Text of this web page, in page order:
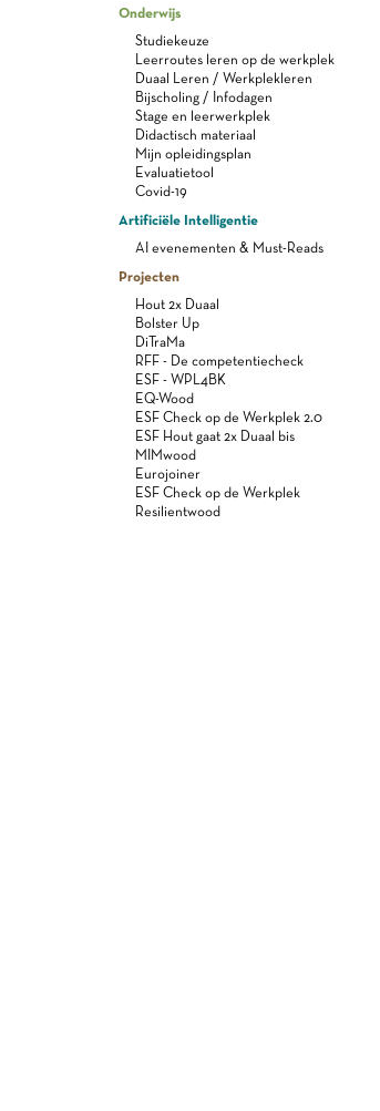
Onderwijs
Studiekeuze
Leerroutes leren op de werkplek
Duaal Leren / Werkplekleren
Bijscholing / Infodagen
Stage en leerwerkplek
Didactisch materiaal
Mijn opleidingsplan
Evaluatietool
Covid-19
Artificiële Intelligentie
AI evenementen & Must-Reads
Projecten
Hout 2x Duaal
Bolster Up
DiTraMa
RFF - De competentiecheck
ESF - WPL4BK
EQ-Wood
ESF Check op de Werkplek 2.0
ESF Hout gaat 2x Duaal bis
MIMwood
Eurojoiner
ESF Check op de Werkplek
Resilientwood